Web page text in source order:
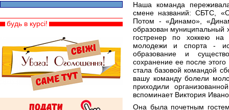
Наша команда
смене названий: СБТС,
Потом - «Динамо»,
образован муниципальный
гостренер по хоккею
молодежи и спорта -
образование и
сохранение ее после
стала базовой командой
вашу команду болели
приходили
вспоминает Виктория
Она была почетным
будь в курсі!